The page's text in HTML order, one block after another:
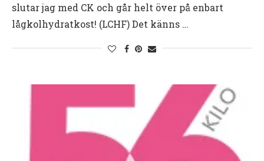
slutar jag med CK och går helt över på enbart
lågkolhydratkost! (LCHF) Det känns …